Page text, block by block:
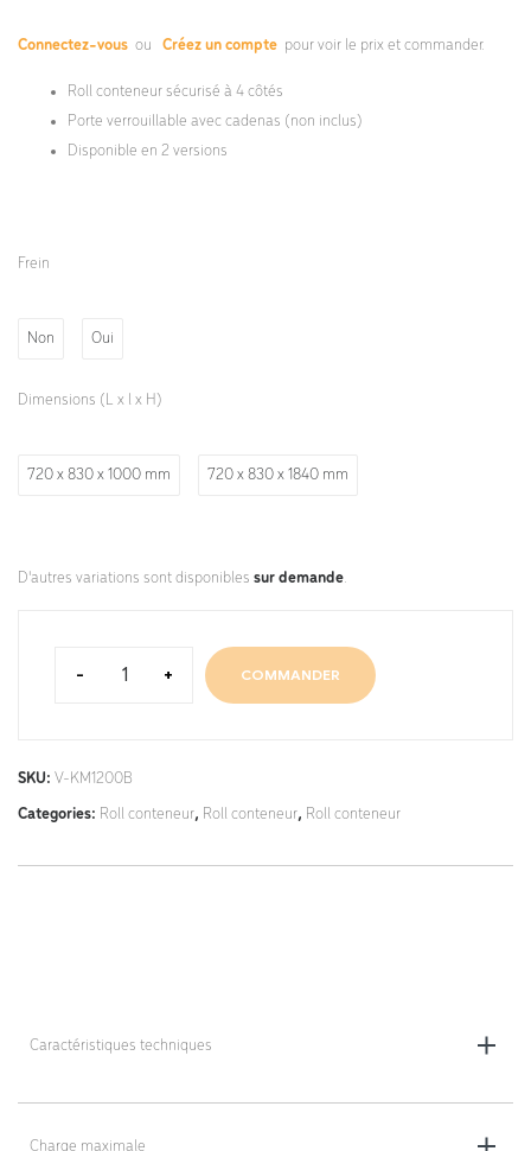
Connectez-vous ou Créez un compte pour voir le prix et commander.
Roll conteneur sécurisé à 4 côtés
Porte verrouillable avec cadenas (non inclus)
Disponible en 2 versions
Frein
Non Oui
Dimensions (L x l x H)
720 x 830 x 1000 mm 720 x 830 x 1840 mm
D'autres variations sont disponibles sur demande.
- + COMMANDER
SKU: V-KM1200B
Categories: Roll conteneur, Roll conteneur, Roll conteneur
Caractéristiques techniques
Dimensions totales (L x l x h) - au choix : 720 x 830 x 1000 mm ou 720 x
830 x 1840 mm
Charge maximale